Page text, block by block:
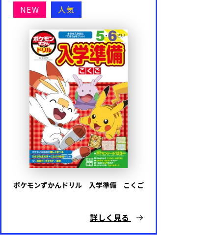
NEW 人気
ポケモンずかんドリル 入学準備 こくご
詳しく見る